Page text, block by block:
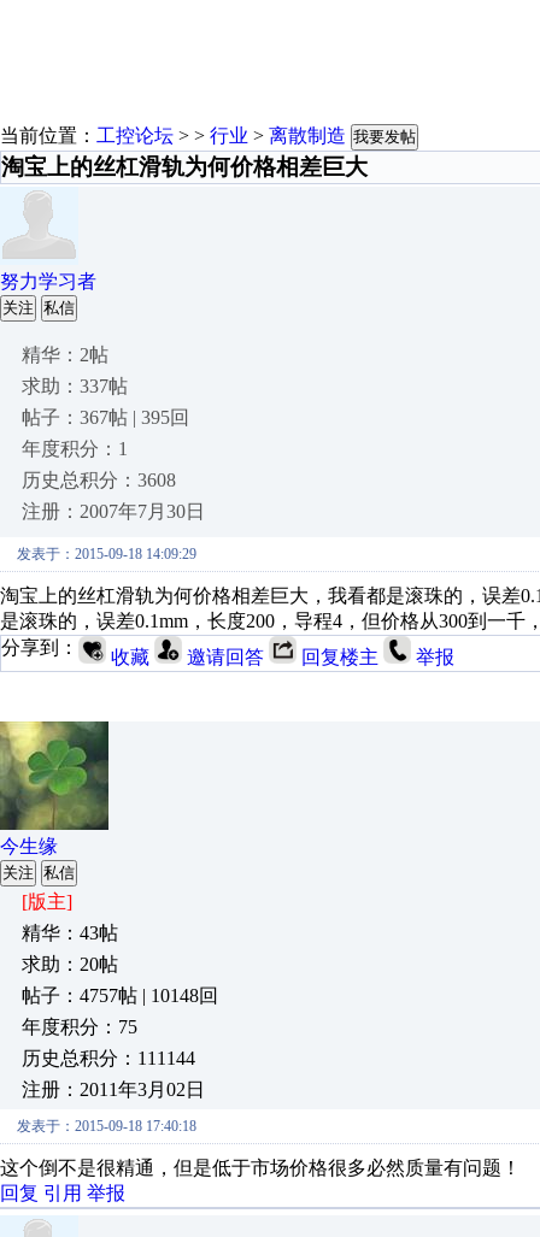
当前位置： 工控论坛 > > 行业 > 离散制造 我要发帖
淘宝上的丝杠滑轨为何价格相差巨大
努力学习者
关注 私信
精华：2帖
求助：337帖
帖子：367帖 | 395回
年度积分：1
历史总积分：3608
注册：2007年7月30日
发表于：2015-09-18 14:09:29
淘宝上的丝杠滑轨为何价格相差巨大，我看都是滚珠的，误差
是滚珠的，误差0.1mm，长度200，导程4，但价格从300到一
分享到：
收藏 邀请回答 回复楼主 举报
今生缘
关注 私信
[版主]
精华：43帖
求助：20帖
帖子：4757帖 | 10148回
年度积分：75
历史总积分：111144
注册：2011年3月02日
发表于：2015-09-18 17:40:18
这个倒不是很精通，但是低于市场价格很多必然质量有问
回复 引用 举报